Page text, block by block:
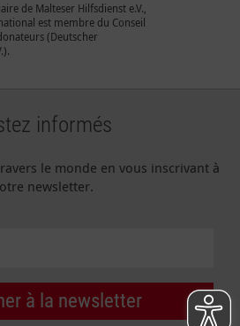
de Malteser Hilfsdienst e.V.,
est membre du Conseil
(Deutscher
informés
le monde en vous inscrivant à
newsletter.
à la newsletter